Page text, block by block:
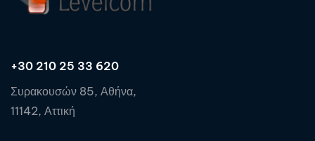
+30 210 25 33 620
Συρακουσών 85, Αθήνα,
11142, Αττική